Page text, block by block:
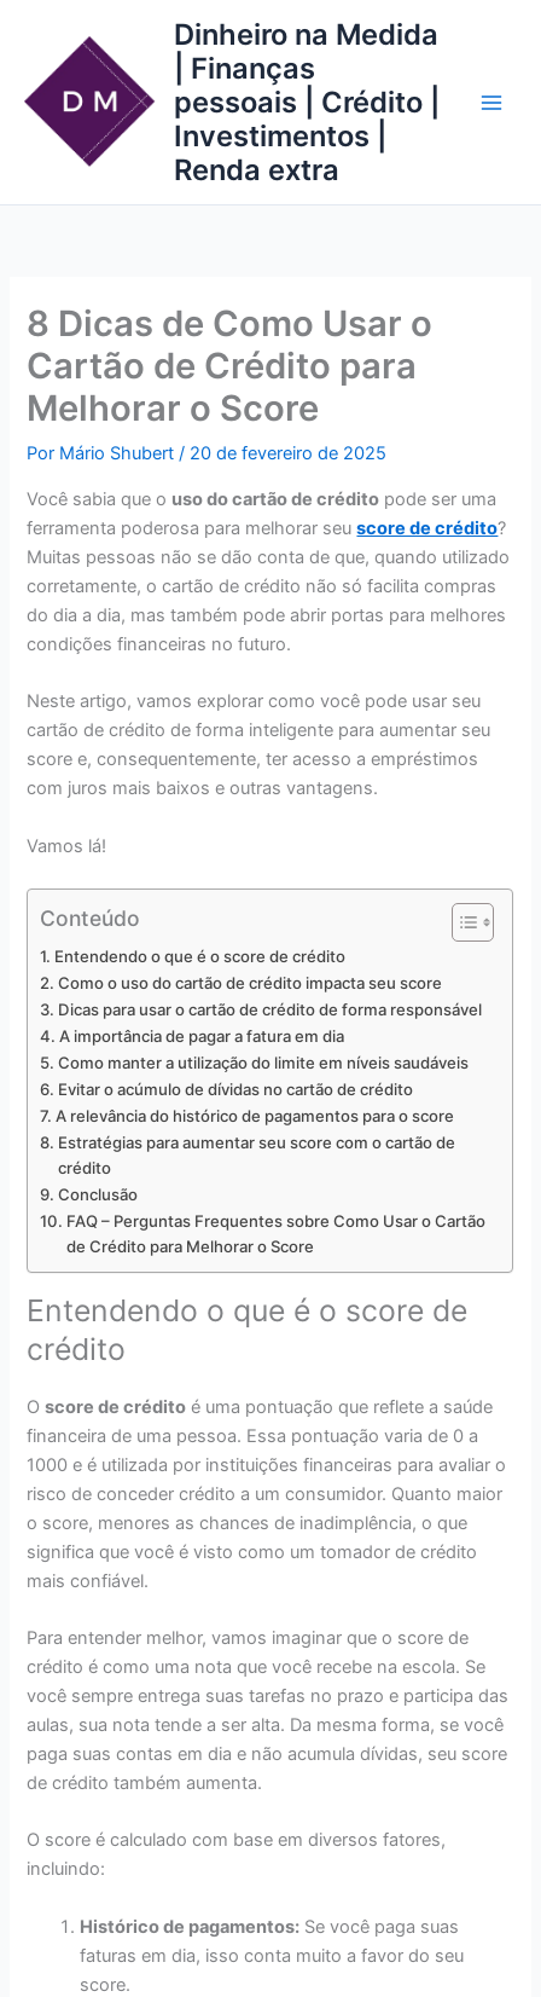
conteúdo
Dinheiro na Medida
| Finanças
pessoais | Crédito |
Investimentos |
Renda extra
8 Dicas de Como Usar o
Cartão de Crédito para
Melhorar o Score
Por Mário Shubert/ 20 de fevereiro de 2025
Você sabia que o uso do cartão de crédito pode ser uma
ferramenta poderosa para melhorar seuscore de crédito?
Muitas pessoas não se dão conta de que, quando utilizado
corretamente, o cartão de crédito não só facilita compras
do dia a dia, mas também pode abrir portas para melhores
condições financeiras no futuro.
Neste artigo, vamos explorar como você pode usar seu
cartão de crédito de forma inteligente para aumentar seu
score e, consequentemente, ter acesso a empréstimos
com juros mais baixos e outras vantagens.
Vamos lá!
Conteúdo
Entendendo o que é o score de crédito
Como o uso do cartão de crédito impacta seu score
Dicas para usar o cartão de crédito de forma responsável
A importância de pagar a fatura em dia
Como manter a utilização do limite em níveis saudáveis
Evitar o acúmulo de dívidas no cartão de crédito
A relevância do histórico de pagamentos para o score
Estratégias para aumentar seu score com o cartão de
crédito
Conclusão
FAQ – Perguntas Frequentes sobre Como Usar o Cartão
de Crédito para Melhorar o Score
Entendendo o que é o score de
crédito
Oscore de crédito é uma pontuação que reflete a saúde
financeira de uma pessoa. Essa pontuação varia de 0 a
1000 e é utilizada por instituições financeiras para avaliar o
risco de conceder crédito a um consumidor. Quanto maior
o score, menores as chances de inadimplência, o que
significa que você é visto como um tomador de crédito
mais confiável.
Para entender melhor, vamos imaginar que o score de
crédito é como uma nota que você recebe na escola. Se
você sempre entrega suas tarefas no prazo e participa das
aulas, sua nota tende a ser alta. Da mesma forma, se você
paga suas contas em dia e não acumula dívidas, seu score
de crédito também aumenta.
O score é calculado com base em diversos fatores,
incluindo:
Histórico de pagamentos: Se você paga suas
faturas em dia, isso conta muito a favor do seu
score.